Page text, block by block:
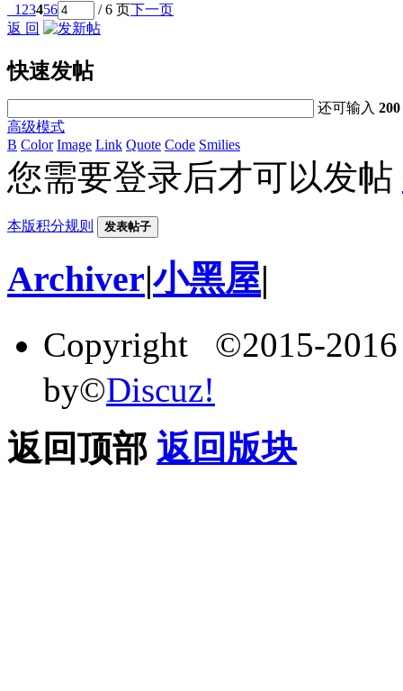
1 23456 / 6 页下一页
返 回
快速发帖
还可输入200
高级模式
B Color Image Link Quote Code Smilies
您需要登录后才可以发帖
本版积分规则 发表帖子
Archiver|小黑屋|
Copyright ©2015-
by©Discuz!
返回顶部 返回版块